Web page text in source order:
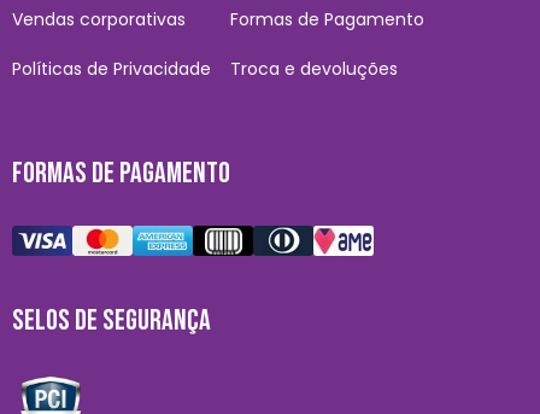
Vendas corporativas
Políticas de Privacidade
Formas de Pagamento
Troca e devoluções
FORMAS DE PAGAMENTO
SELOS DE SEGURANÇA